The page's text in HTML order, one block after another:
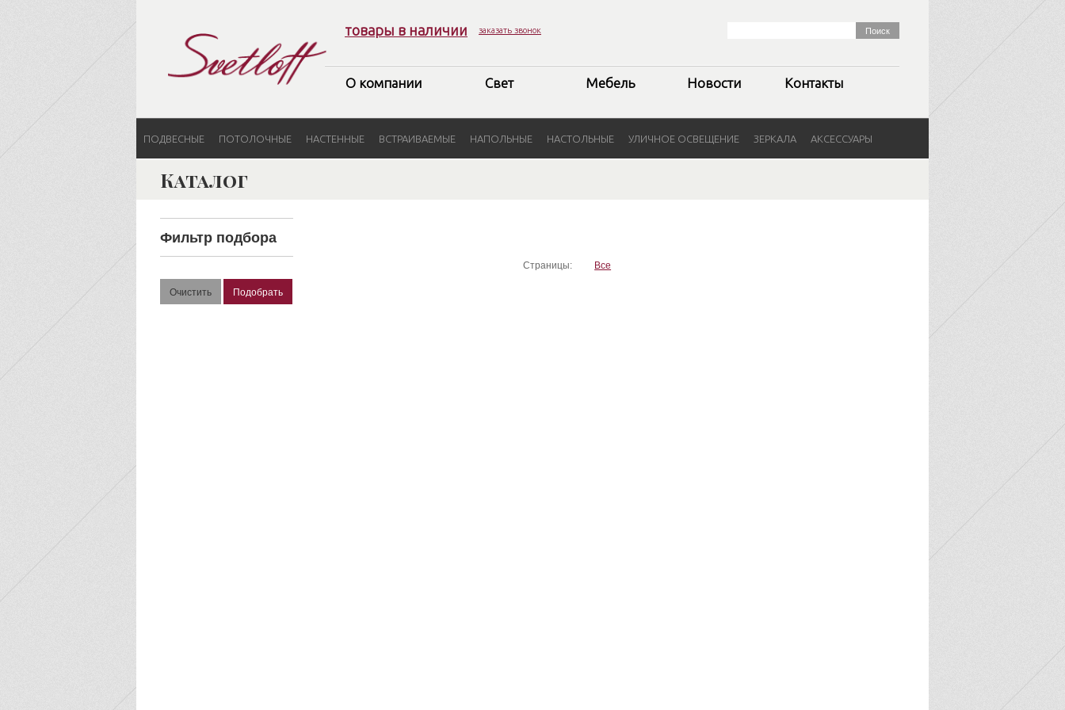
товары в наличии заказать звонок
О компании Свет Мебель Новости Контакты
ПОДВЕСНЫЕ ПОТОЛОЧНЫЕ НАСТЕННЫЕ ВСТРАИВАЕМЫЕ НАПОЛЬНЫЕ НАСТОЛЬНЫЕ УЛИЧНОЕ ОСВЕЩЕНИЕ ЗЕРКАЛА АКСЕССУАРЫ
Каталог
Фильтр подбора
Страницы: Все